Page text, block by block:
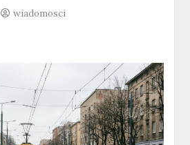
wiadomosci